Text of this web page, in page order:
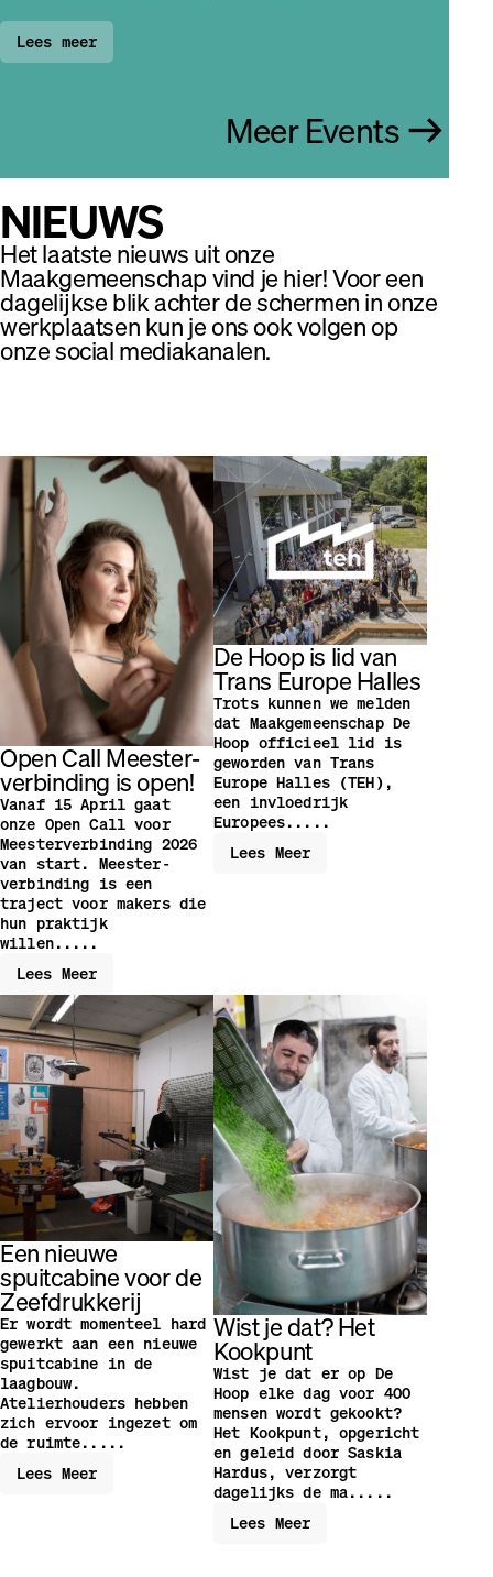
Lees meer
Meer Eventsarrow_right_alt
NIEUWS
Het laatste nieuws uit onze
Maakgemeenschap vind je hier! Voor een
dagelijkse blik achter de schermen in onze
werkplaatsen kun je ons ook volgen op
onze social mediakanalen.
Open Call Meester­
verbinding is open!
Vanaf 15 April gaat
onze Open Call voor
Meester­verbinding 2026
van start. Meester­
verbinding is een
traject voor makers die
hun praktijk
willen.....
Lees Meer
De Hoop is lid van
Trans Europe Halles
Trots kunnen we melden
dat Maakgemeenschap De
Hoop officieel lid is
geworden van Trans
Europe Halles (TEH),
een invloedrijk
Europees.....
Lees Meer
Een nieuwe
spuitcabine voor de
Zeefdrukkerij
Er wordt momenteel hard
gewerkt aan een nieuwe
spuitcabine in de
laagbouw.
Atelierhouders hebben
zich ervoor ingezet om
de ruimte.....
Lees Meer
Wist je dat? Het
Kookpunt
Wist je dat er op De
Hoop elke dag voor 400
mensen wordt gekookt?
Het Kookpunt, opgericht
en geleid door Saskia
Hardus, verzorgt
dagelijks de ma.....
Lees Meer